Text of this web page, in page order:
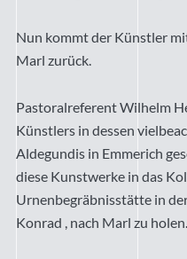
Nun kommt der Künstler
Marl zurück.
Pastoralreferent Wilhelm
Künstlers in dessen
Aldegundis in Emmerich
diese Kunstwerke in das
Urnenbegräbnisstätte in
Konrad , nach Marl zu holen.